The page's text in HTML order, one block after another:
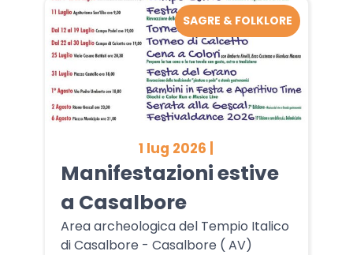
1 lug 2026 |
Manifestazioni estive
a Casalbore
Area archeologica del Tempio Italico
di Casalbore - Casalbore ( AV)
SAGRE & FOLKLORE